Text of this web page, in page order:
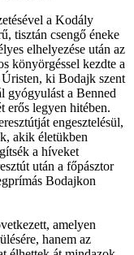
a Kodály
tisztán csengő éneke
elhelyezése után az
könyörgéssel kezdte a
ki Bodajk szent
gyógyulást a Benned
erős legyen hitében.
engesztelésül,
akik életükben
a híveket
után a főpásztor
Bodajkon
amelyen
hanem az